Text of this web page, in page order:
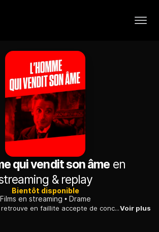
qui vendit son âme en
& replay
Bientôt disponible
Films en streaming
Drame
Un banquier qui se retrouve en faillite accepte de conclure un pacte avec un personnage diabolique. Celui-ci l'entraîne vers des chemins maléfiques...Voir plus